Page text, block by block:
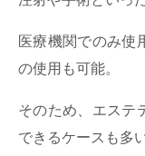
医療機関でのみ使
の使用も可能。
そのため、エステ
できるケースも多